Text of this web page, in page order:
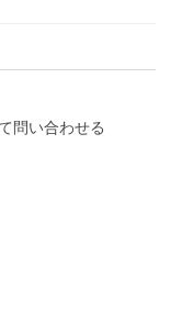
問い合わせる